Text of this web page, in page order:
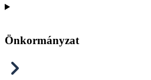
Önkormányzat